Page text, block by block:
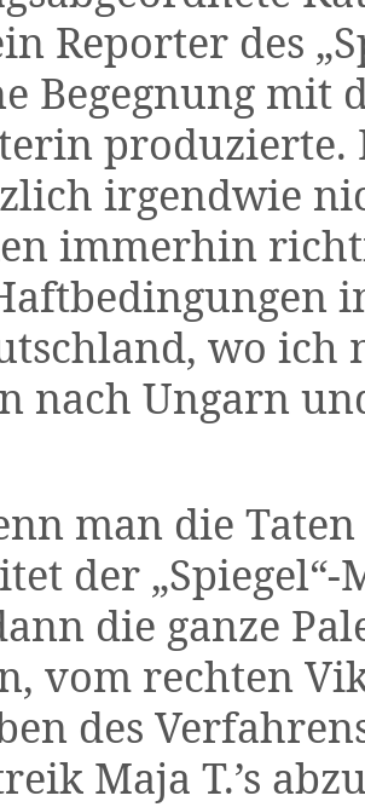
Reporter des
Begegnung mit
produzierte.
irgendwie
immerhin
wo
nach Ungarn
man die
der
die ganze
vom rechten
des
Maja T.’s